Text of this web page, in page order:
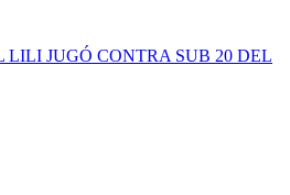
LILI JUGÓ CONTRA SUB 20 DEL